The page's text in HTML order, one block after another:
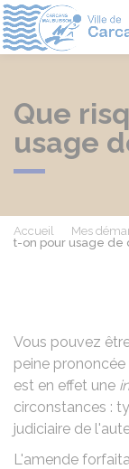
Que
usage
Accueil Mes
t-on pour usage de
Vous pouvez
peine
est en effet une
circonstances :
judiciaire de
L'amende